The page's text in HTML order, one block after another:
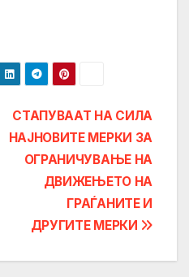
СТАПУВААТ НА СИЛА
НАЈНОВИТЕ МЕРКИ ЗА
ОГРАНИЧУВАЊЕ НА
ДВИЖЕЊЕТО НА
ГРАЃАНИТЕ И
ДРУГИТЕ МЕРКИ